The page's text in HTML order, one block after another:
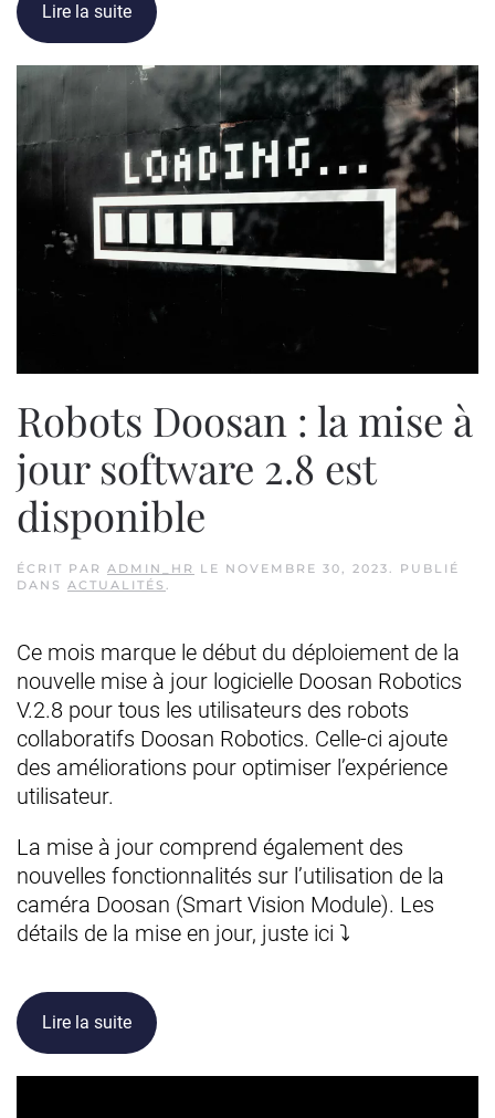
Lire la suite
Robots Doosan : la mise à
jour software 2.8 est
disponible
ÉCRIT PAR ADMIN_HR LE NOVEMBRE 30, 2023
. PUBLIÉ
DANS ACTUALITÉS
Ce mois marque le début du déploiement de la
nouvelle mise à jour logicielle Doosan Robotics
V.2.8 pour tous les utilisateurs des robots
collaboratifs Doosan Robotics. Celle-ci ajoute
des améliorations pour optimiser l’expérience
utilisateur.
La mise à jour comprend également des
nouvelles fonctionnalités sur l’utilisation de la
caméra Doosan (Smart Vision Module). Les
détails de la mise en jour, juste ici ⤵
Lire la suite